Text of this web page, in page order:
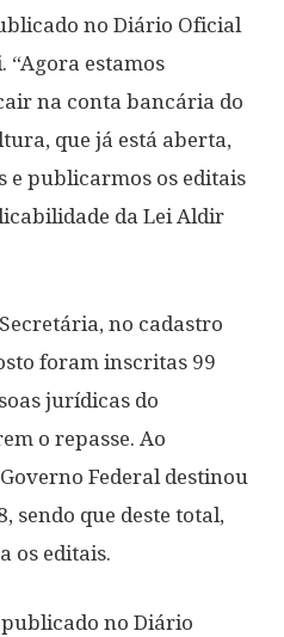
no Diário Oficial
“Agora estamos
na conta bancária do
que já está aberta,
e publicarmos os editais
da Lei Aldir
no cadastro
foram inscritas 99
jurídicas do
o repasse. Ao
Federal destinou
sendo que deste total,
os editais.
publicado no Diário